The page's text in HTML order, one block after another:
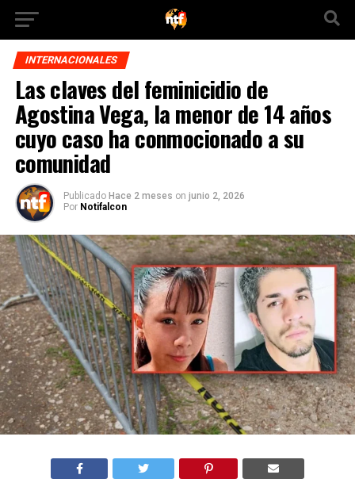
INTERNACIONALES
Las claves del feminicidio de
Agostina Vega, la menor de 14 años
cuyo caso ha conmocionado a su
comunidad
Publicado Hace 2 meses on junio 2, 2026
Por Notifalcon